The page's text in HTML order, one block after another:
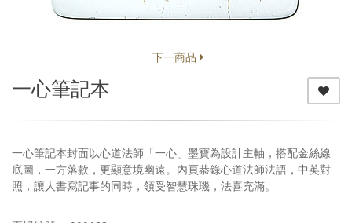
下一商品
一心筆記本
一心筆記本封面以心道法師「一心」墨寶為設計主軸，搭配金絲線
底圖，一方落款，更顯意境幽遠。內頁恭錄心道法師法語，中英對
照，讓人書寫記事的同時，領受智慧珠璣，法喜充滿。